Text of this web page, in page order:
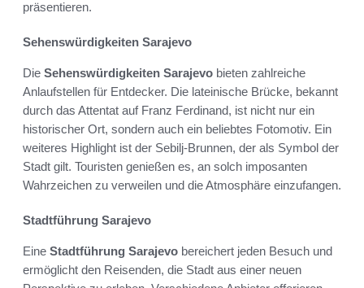
präsentieren.
Sehenswürdigkeiten Sarajevo
Die Sehenswürdigkeiten Sarajevo bieten zahlreiche
Anlaufstellen für Entdecker. Die lateinische Brücke, bekannt
durch das Attentat auf Franz Ferdinand, ist nicht nur ein
historischer Ort, sondern auch ein beliebtes Fotomotiv. Ein
weiteres Highlight ist der Sebilj-Brunnen, der als Symbol der
Stadt gilt. Touristen genießen es, an solch imposanten
Wahrzeichen zu verweilen und die Atmosphäre einzufangen.
Stadtführung Sarajevo
Eine Stadtführung Sarajevo bereichert jeden Besuch und
ermöglicht den Reisenden, die Stadt aus einer neuen